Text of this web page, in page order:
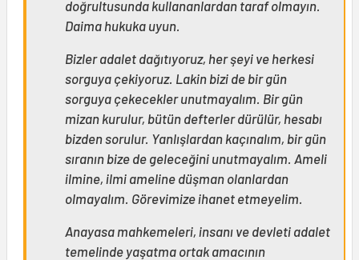
doğrultusunda kullananlardan taraf olmayın.
Daima hukuka uyun.
Bizler adalet dağıtıyoruz, her şeyi ve herkesi
sorguya çekiyoruz. Lakin bizi de bir gün
sorguya çekecekler unutmayalım. Bir gün
mizan kurulur, bütün defterler dürülür, hesabı
bizden sorulur. Yanlışlardan kaçınalım, bir gün
sıranın bize de geleceğini unutmayalım. Ameli
ilmine, ilmi ameline düşman olanlardan
olmayalım. Görevimize ihanet etmeyelim.
Anayasa mahkemeleri, insanı ve devleti adalet
temelinde yaşatma ortak amacının